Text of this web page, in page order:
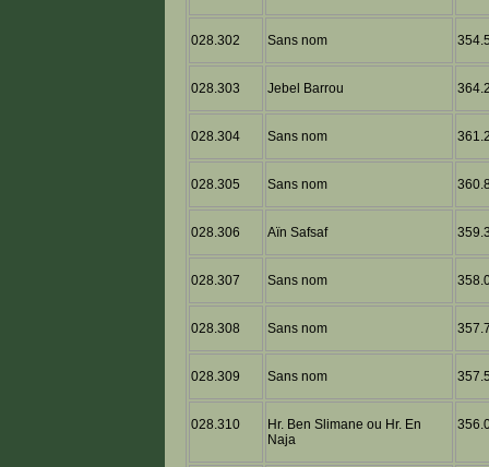
028.302 Sans nom
028.303 Jebel Barrou
028.304 Sans nom
028.305 Sans nom
028.306 Aïn Safsaf
028.307 Sans nom
028.308 Sans nom
028.309 Sans nom
028.310
Hr. Ben Slimane ou Hr. En
Naja